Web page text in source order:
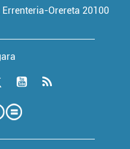
Orereta 20100